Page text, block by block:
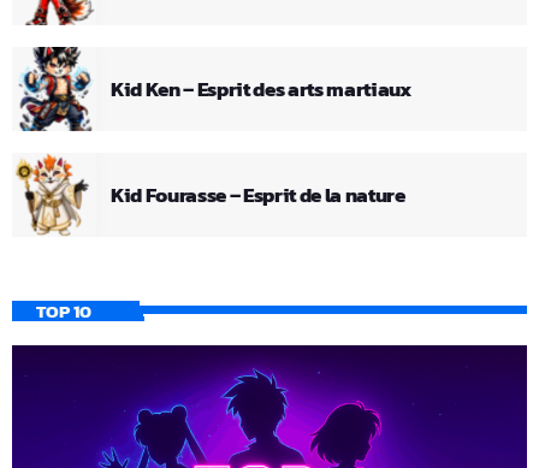
Kid Ken – Esprit des arts martiaux
Kid Fourasse – Esprit de la nature
TOP 10